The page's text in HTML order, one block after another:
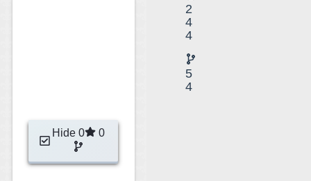
2
4
4
5
4
Hide 0 0